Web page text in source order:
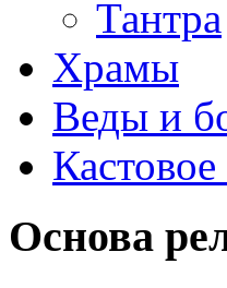
Тантра
Храмы
Веды и
Основа